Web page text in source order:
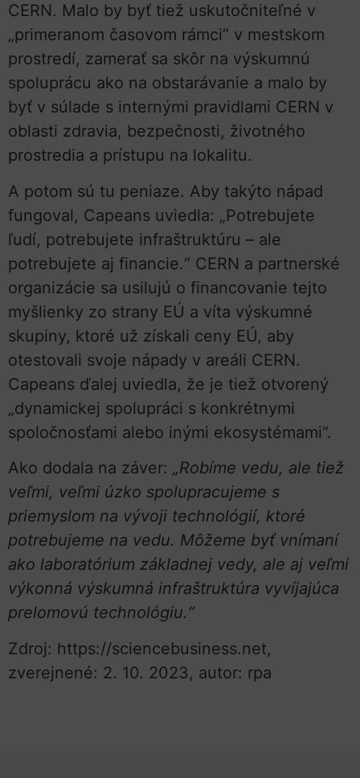
CERN. Malo by byť tiež uskutočniteľné v
„primeranom časovom rámci“ v mestskom
prostredí, zamerať sa skôr na výskumnú
spoluprácu ako na obstarávanie a malo by
byť v súlade s internými pravidlami CERN v
oblasti zdravia, bezpečnosti, životného
prostredia a prístupu na lokalitu.
A potom sú tu peniaze. Aby takýto nápad
fungoval, Capeans uviedla: „Potrebujete
ľudí, potrebujete infraštruktúru – ale
potrebujete aj financie.“ CERN a partnerské
organizácie sa usilujú o financovanie tejto
myšlienky zo strany EÚ a víta výskumné
skupiny, ktoré už získali ceny EÚ, aby
otestovali svoje nápady v areáli CERN.
Capeans ďalej uviedla, že je tiež otvorený
„dynamickej spolupráci s konkrétnymi
spoločnosťami alebo inými ekosystémami“.
Ako dodala na záver: „Robíme vedu, ale tiež
veľmi, veľmi úzko spolupracujeme s
priemyslom na vývoji technológií, ktoré
potrebujeme na vedu. Môžeme byť vnímaní
ako laboratórium základnej vedy, ale aj veľmi
výkonná výskumná infraštruktúra vyvíjajúca
prelomovú technológiu.“
Zdroj: https://sciencebusiness.net,
zverejnené: 2. 10. 2023, autor: rpa